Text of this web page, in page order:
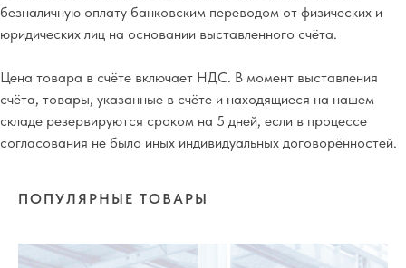
безналичную оплату банковским переводом от физических и
юридических лиц на основании выставленного счёта.
Цена товара в счёте включает НДС. В момент выставления
счёта, товары, указанные в счёте и находящиеся на нашем
складе резервируются сроком на 5 дней, если в процессе
согласования не было иных индивидуальных договорённостей.
ПОПУЛЯРНЫЕ ТОВАРЫ